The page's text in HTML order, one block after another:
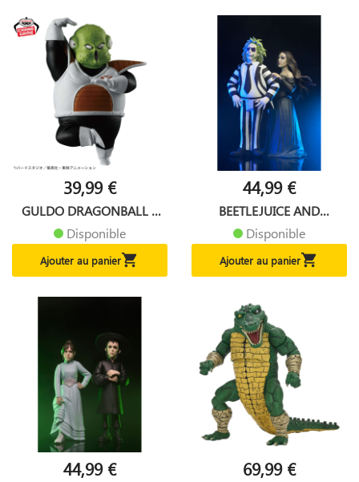
39,99 €
GULDO DRAGONBALL Z
Disponible
Ajouter au panier
44,99 €
BEETLEJUICE AND
Disponible
Ajouter au panier
44,99 € 69,99 €